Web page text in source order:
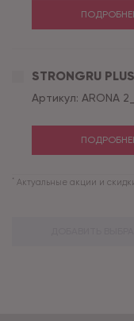
STRONGRU
Артикул: ARONA
* Актуальные акции и